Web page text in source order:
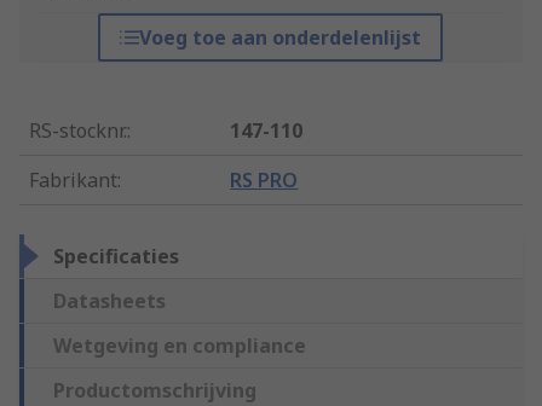
Voeg toe aan onderdelenlijst
RS-stocknr.:
147-110
Fabrikant: RS PRO
Specificaties
Datasheets
Wetgeving en compliance
Productomschrijving